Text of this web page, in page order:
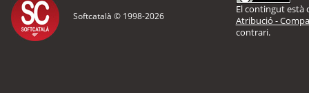
Softcatalà © 1998-2026
El contingut està
Atribució -
contrari.